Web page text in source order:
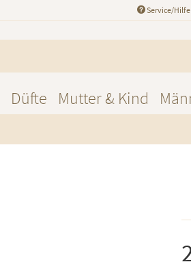
Service/Hilfe
Düfte Mutter & Kind